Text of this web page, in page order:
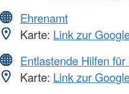
Ehrenamt
Karte: Link zur
Entlastende Hilfen
Karte: Link zur